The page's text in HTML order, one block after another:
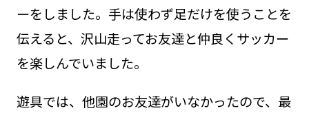
ーをしました。手は使わず足だけを使うことを
伝えると、沢山走ってお友達と仲良くサッカー
を楽しんでいました。
遊具では、他園のお友達がいなかったので、最